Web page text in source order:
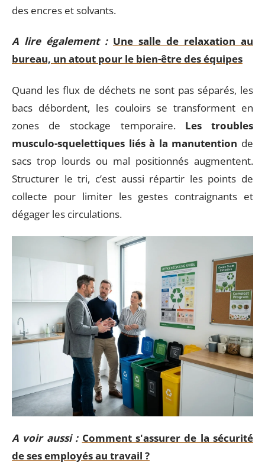
des encres et solvants.
A lire également : Une salle de relaxation au
bureau, un atout pour le bien-être des équipes
Quand les flux de déchets ne sont pas séparés, les
bacs débordent, les couloirs se transforment en
zones de stockage temporaire. Les troubles
musculo-squelettiques liés à la manutention de
sacs trop lourds ou mal positionnés augmentent.
Structurer le tri, c’est aussi répartir les points de
collecte pour limiter les gestes contraignants et
dégager les circulations.
A voir aussi : Comment s'assurer de la sécurité
de ses employés au travail ?